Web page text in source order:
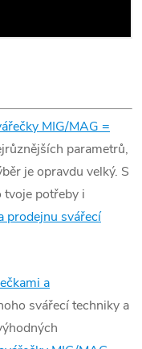
MIG/MAG =
parametrů,
je opravdu velký. S
tvoje potřeby i
prodejnu svářecí
a
svářecí techniky a